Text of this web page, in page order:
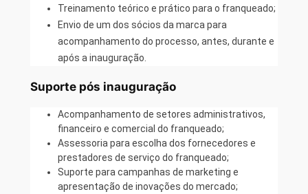
Treinamento teórico e prático para o franqueado;
Envio de um dos sócios da marca para
acompanhamento do processo, antes, durante e
após a inauguração.
Suporte pós inauguração
Acompanhamento de setores administrativos,
financeiro e comercial do franqueado;
Assessoria para escolha dos fornecedores e
prestadores de serviço do franqueado;
Suporte para campanhas de marketing e
apresentação de inovações do mercado;